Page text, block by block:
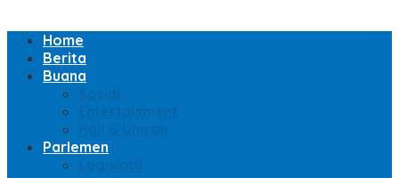
Home
Berita
Buana
Sosial
Entertainment
Haji & Umroh
Parlemen
Legislatif